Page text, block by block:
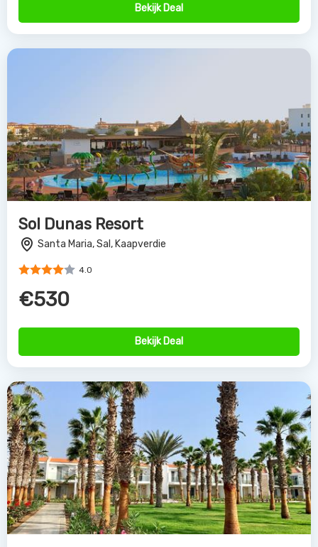
Bekijk Deal
Sol Dunas Resort
Santa Maria, Sal, Kaapverdie
4.0
€530
Bekijk Deal